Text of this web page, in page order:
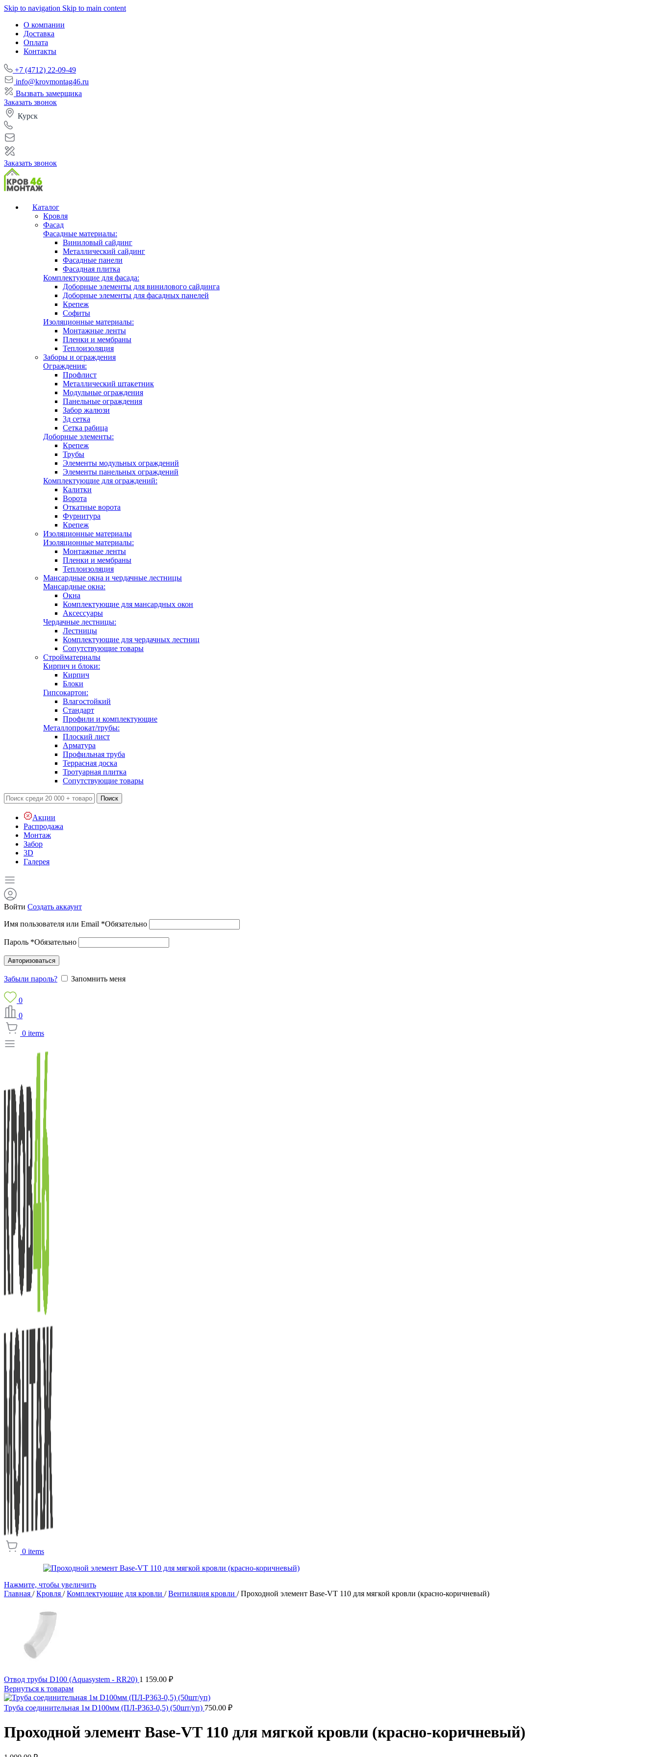
Skip to navigation Skip to main content
О компании
Доставка
Оплата
Контакты
+7 (4712) 22-09-49
info@krovmontag46.ru
Вызвать замерщика
Заказать звонок
Курск
Заказать звонок
Каталог
Кровля
Фасад
Фасадные материалы:
Виниловый сайдинг
Металлический сайдинг
Фасадные панели
Фасадная плитка
Комплектующие для фасада:
Доборные элементы для винилового сайдинга
Доборные элементы для фасадных панелей
Крепеж
Софиты
Изоляционные материалы:
Монтажные ленты
Пленки и мембраны
Теплоизоляция
Заборы и ограждения
Ограждения:
Профлист
Металлический штакетник
Модульные ограждения
Панельные ограждения
Забор жалюзи
3д сетка
Сетка рабица
Доборные элементы:
Крепеж
Трубы
Элементы модульных ограждений
Элементы панельных ограждений
Комплектующие для ограждений:
Калитки
Ворота
Откатные ворота
Фурнитура
Крепеж
Изоляционные материалы
Изоляционные материалы:
Монтажные ленты
Пленки и мембраны
Теплоизоляция
Мансардные окна и чердачные лестницы
Мансардные окна:
Окна
Комплектующие для мансардных окон
Аксессуары
Чердачные лестницы:
Лестницы
Комплектующие для чердачных лестниц
Сопутствующие товары
Стройматериалы
Кирпич и блоки:
Кирпич
Блоки
Гипсокартон:
Влагостойкий
Стандарт
Профили и комплектующие
Металлопрокат/трубы:
Плоский лист
Арматура
Профильная труба
Террасная доска
Тротуарная плитка
Сопутствующие товары
Поиск
Акции
Распродажа
Монтаж
Забор
3D
Галерея
Войти Создать аккаунт
Имя пользователя или Email *Обязательно
Пароль *Обязательно
Авторизоваться
Забыли пароль? Запомнить меня
0
0
0 items
0 items
Нажмите, чтобы увеличить
Главная / Кровля / Комплектующие для кровли / Вентиляция кровли / Проходной элемент Base-VT 110 для мягкой кровли (красно-коричневый)
Отвод трубы D100 (Aquasystem - RR20) 1 159.00 ₽
Вернуться к товарам
Труба соединительная 1м D100мм (ПЛ-Р363-0,5) (50шт/уп) 750.00 ₽
Проходной элемент Base-VT 110 для мягкой кровли (красно-коричневый)